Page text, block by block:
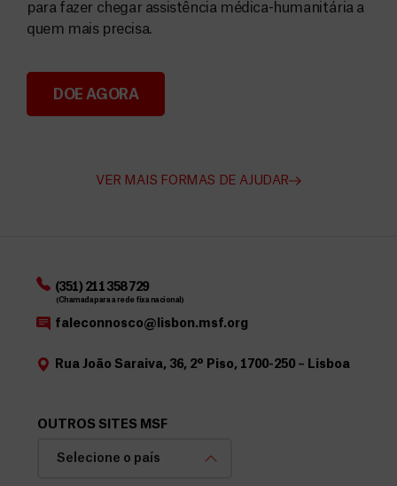
Angarie Fundos para a MSF
para fazer chegar assistência médica-humanitária a
quem mais precisa.
DOE AGORA
VER MAIS FORMAS DE AJUDAR
(351) 211 358 729
(Chamada para a rede fixa nacional)
faleconnosco@lisbon.msf.org
Rua João Saraiva, 36, 2º Piso, 1700-250 – Lisboa
OUTROS SITES MSF
Selecione o país